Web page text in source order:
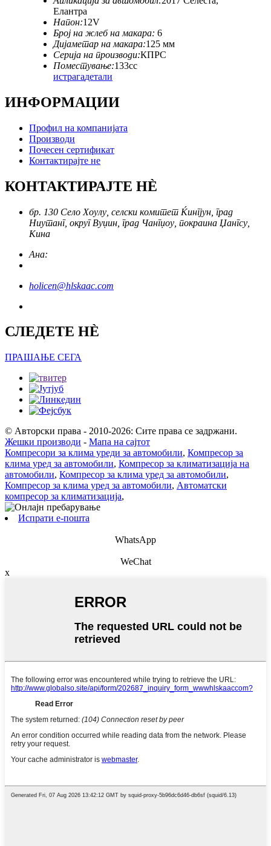
Елантра
Напон:12V
Број на жлеб на макара: 6
Дијаметар на макара:125 мм
Серија на производи:КПРС
Поместување:133cc
истрагадетали
ИНФОРМАЦИИ
Профил на компанијата
Производи
Почесен сертификат
Контактирајте не
КОНТАКТИРАЈТЕ НÈ
бр. 130 Село Хоулу, селски комитет Ќингјун, град
Ниутанг, округ Вуџин, град Чангџоу, покраина Џангсу,
Кина
Ана:
holicen@hlskaac.com
СЛЕДЕТЕ НÈ
ПРАШАЊЕ СЕГА
© Авторски права - 2010-2026: Сите права се задржани.
Жешки производи - Мапа на сајтот
Компресори за клима уреди за автомобили, Компресор за
клима уред за автомобили, Компресор за климатизација на
автомобили, Компресор за клима уред за автомобили,
Компресор за клима уред за автомобили, Автоматски
компресор за климатизација,
Испрати е-пошта
WhatsApp
WeChat
x